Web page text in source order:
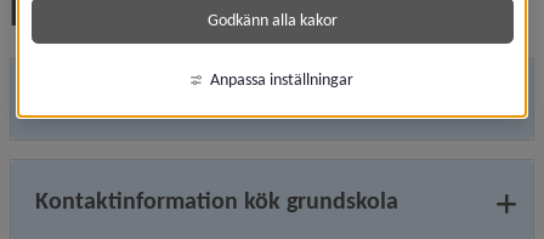
Kontaktuppgifter till våra kök
Kontaktinformation kök grundskola
Godkänn alla kakor
Anpassa inställningar